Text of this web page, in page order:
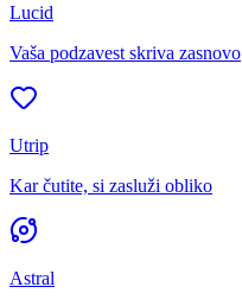
Lucid
Vaša podzavest skriva zasnovo
Utrip
Kar čutite, si zasluži obliko
Astral